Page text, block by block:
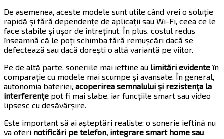
De asemenea, aceste modele sunt utile când vrei o soluție
rapidă și fără dependențe de aplicații sau Wi-Fi, ceea ce le
face stabile și ușor de întreținut. În plus, costul redus
înseamnă că le poți schimba fără remușcări dacă se
defectează sau dacă dorești o altă variantă pe viitor.
Pe de altă parte, soneriile mai ieftine au limitări evidente în
comparație cu modele mai scumpe și avansate. În general,
autonomia bateriei, acoperirea semnalului și rezistența la
interferențe pot fi mai slabe, iar funcțiile smart sau video
lipsesc cu desăvârșire.
Este important să ai așteptări realiste: o sonerie ieftină nu
va oferi notificări pe telefon, integrare smart home sau